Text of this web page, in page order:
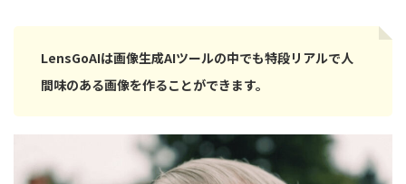
LensGoAIは画像生成AIツールの中でも特段リアルで人
間味のある画像を作ることができます。